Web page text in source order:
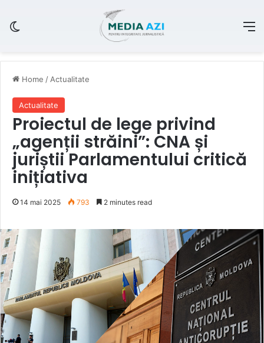
Home / Actualitate
Actualitate
Proiectul de lege privind
„agenții străini”: CNA și
juriștii Parlamentului critică
inițiativa
14 mai 2025 793 2 minutes read